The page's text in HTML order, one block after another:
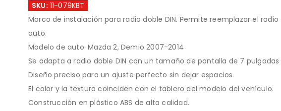
SKU: 11-079KBT
Marco de instalación para radio doble DIN. Permite reemplazar el
auto.
Modelo de auto: Mazda 2, Demio 2007-2014
Se adapta a radio doble DIN con un tamaño de pantalla de 7 pulgadas
Diseño preciso para un ajuste perfecto sin dejar espacios.
El color y la textura coinciden con el tablero del modelo del vehículo.
Construcción en plástico ABS de alta calidad.